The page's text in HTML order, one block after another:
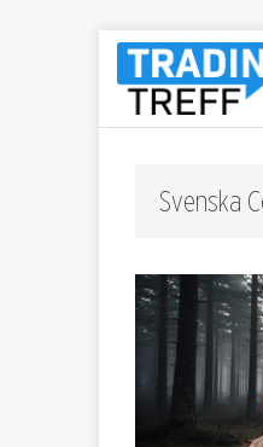
Svenska